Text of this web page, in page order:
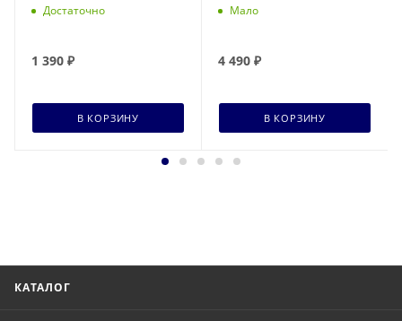
Достаточно
1 390 ₽
В КОРЗИНУ
Мало
4 490 ₽
В КОРЗИНУ
КАТАЛОГ